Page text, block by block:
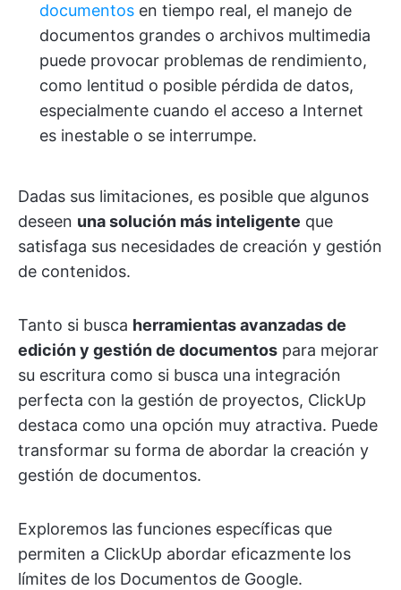
documentos en tiempo real, el manejo de
documentos grandes o archivos multimedia
puede provocar problemas de rendimiento,
como lentitud o posible pérdida de datos,
especialmente cuando el acceso a Internet
es inestable o se interrumpe.
Dadas sus limitaciones, es posible que algunos
deseen una solución más inteligente que
satisfaga sus necesidades de creación y gestión
de contenidos.
Tanto si busca herramientas avanzadas de
edición y gestión de documentos para mejorar
su escritura como si busca una integración
perfecta con la gestión de proyectos, ClickUp
destaca como una opción muy atractiva. Puede
transformar su forma de abordar la creación y
gestión de documentos.
Exploremos las funciones específicas que
permiten a ClickUp abordar eficazmente los
límites de los Documentos de Google.